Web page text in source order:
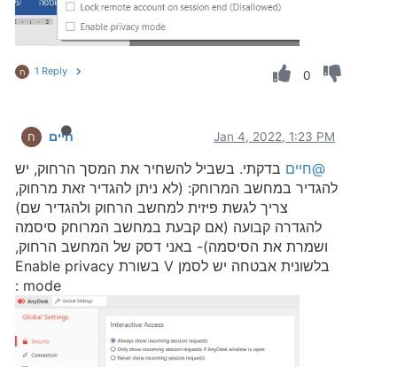
ח 1 Reply 0
ח חיים Jan 4, 2022, 1:23 PM
@חיים בדקתי. בשביל להשחיר את המסך הרחוק, יש
להגדיר במחשב המרוחק: (לא ניתן להגדיר זאת מרחוק,
צריך לגשת פיזית למחשב הרחוק ולהגדיר שם)
להגדרה קבועה (אם קבעת במחשב המרוחק סיסמה
ושמרת את הסיסמה)- באני דסק של המחשב הרחוק,
בלשונית אבטחה יש לסמן V בשורת Enable privacy
mode :